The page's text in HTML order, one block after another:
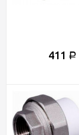
411 Р